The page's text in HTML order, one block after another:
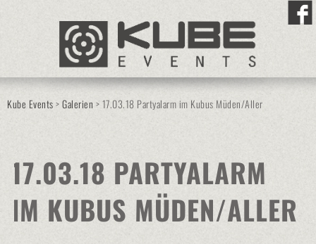
Kube Events>Galerien >17.03.18 Partyalarm im Kubus Müden/Aller
17.03.18 PARTYALARM
IM KUBUS MÜDEN/ALLER